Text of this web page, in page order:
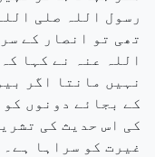
رسول اللہ صلی
تھی تو انصار کے
اللہ عنہ نے کہا
نہیں مانتا اگر
کے بجائے دونوں
کی اس حدیث کی
غیرت کو سراہا ہے۔